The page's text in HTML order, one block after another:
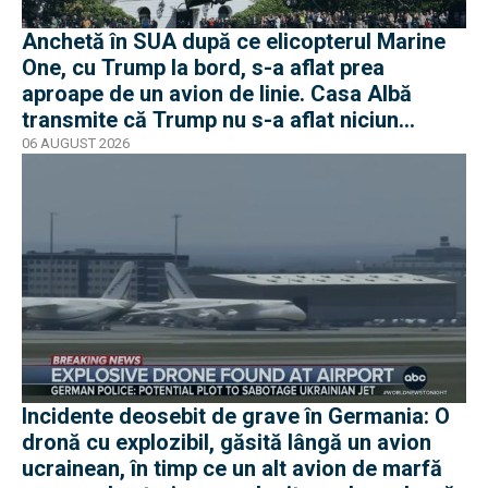
Anchetă în SUA după ce elicopterul Marine
One, cu Trump la bord, s-a aflat prea
aproape de un avion de linie. Casa Albă
transmite că Trump nu s-a aflat niciun
moment în pericol
06 AUGUST 2026
Incidente deosebit de grave în Germania: O
dronă cu explozibil, găsită lângă un avion
ucrainean, în timp ce un alt avion de marfă